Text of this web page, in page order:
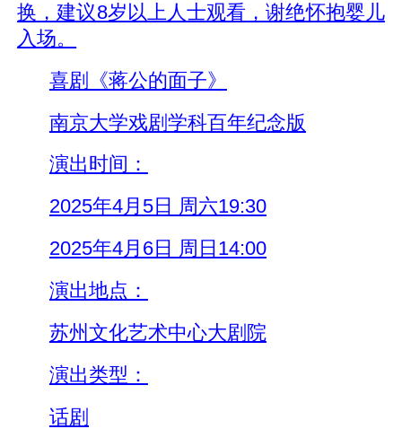
换，建议8岁以上人士观看，谢绝怀抱婴儿
入场。
喜剧《蒋公的面子》
南京大学戏剧学科百年纪念版
演出时间：
2025年4月5日 周六19:30
2025年4月6日 周日14:00
演出地点：
苏州文化艺术中心大剧院
演出类型：
话剧